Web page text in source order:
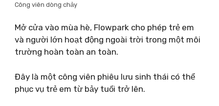
Công viên dòng chảy
Mở cửa vào mùa hè, Flowpark cho phép trẻ em
và người lớn hoạt động ngoài trời trong một môi
trường hoàn toàn an toàn.
Đây là một công viên phiêu lưu sinh thái có thể
phục vụ trẻ em từ bảy tuổi trở lên.